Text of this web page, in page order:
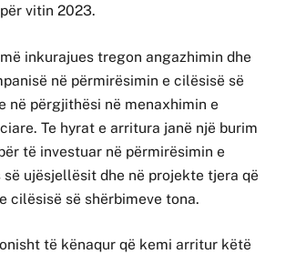
vitin 2023.
inkurajues tregon angazhimin dhe
në përmirësimin e cilësisë së
në përgjithësi në menaxhimin e
Te hyrat e arritura janë një burim
të investuar në përmirësimin e
ujësjellësit dhe në projekte tjera që
cilësisë së shërbimeve tona.
të kënaqur që kemi arritur këtë